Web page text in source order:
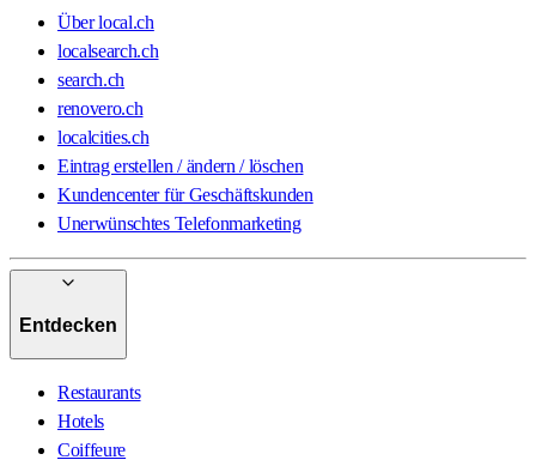
Über local.ch
localsearch.ch
search.ch
renovero.ch
localcities.ch
Eintrag erstellen / ändern / löschen
Kundencenter für Geschäftskunden
Unerwünschtes Telefonmarketing
Entdecken
Restaurants
Hotels
Coiffeure